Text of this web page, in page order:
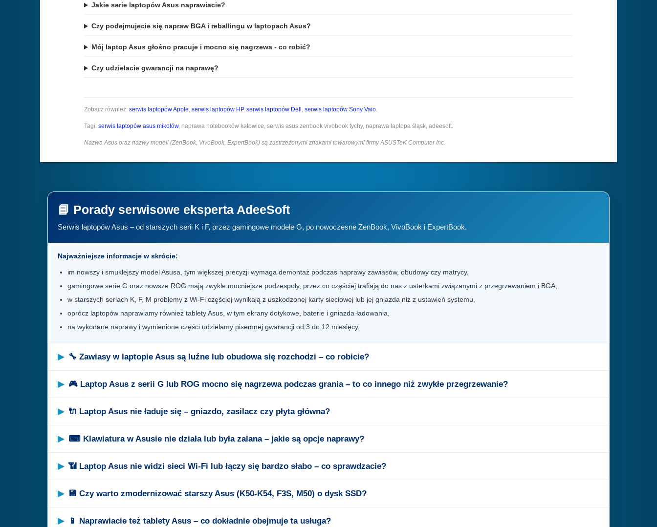
Jakie serie laptopów Asus naprawiacie?
Czy podejmujecie się napraw BGA i reballingu w laptopach Asus?
Mój laptop Asus głośno pracuje i mocno się nagrzewa - co robić?
Czy udzielacie gwarancji na naprawę?
Zobacz również: serwis laptopów Apple, serwis laptopów HP, serwis laptopów Dell , serwis laptopów Sony Vaio.
Tagi: serwis laptopów asus mikołów, naprawa notebooków katowice, serwis asus zenbook vivobook tychy, naprawa laptopa śląsk, adeesoft.
Nazwa Asus oraz nazwy modeli (ZenBook, VivoBook, ExpertBook) są zastrzeżonymi znakami towarowymi firmy ASUSTeK Computer Inc.
📘 Porady serwisowe eksperta AdeeSoft
Serwis laptopów Asus – od starszych serii K i F, przez gamingowe modele G, po nowoczesne ZenBook, VivoBook i ExpertBook.
Najważniejsze informacje w skrócie:
im nowszy i smuklejszy model Asusa, tym większej precyzji wymaga demontaż podczas naprawy zawiasów, obudowy czy matrycy,
gamingowe serie G oraz nowsze ROG mają zwykle mocniejsze podzespoły, przez co częściej trafiają do nas z usterkami związanymi z przegrzewaniem i BGA,
w starszych seriach K, F, M problemy z Wi-Fi częściej wynikają z uszkodzonej karty sieciowej lub jej gniazda niż z ustawień systemu,
oprócz laptopów naprawiamy również tablety Asus, w tym ekrany dotykowe, baterie i gniazda ładowania,
na wykonane naprawy i wymienione części udzielamy pisemnej gwarancji od 3 do 12 miesięcy.
🔧 Zawiasy w laptopie Asus są luźne lub obudowa się rozchodzi – co robicie?
🎮 Laptop Asus z serii G lub ROG mocno się nagrzewa podczas grania – to co innego niż zwykłe przegrzewanie?
🔌 Laptop Asus nie ładuje się – gniazdo, zasilacz czy płyta główna?
⌨ Klawiatura w Asusie nie działa lub była zalana – jakie są opcje naprawy?
📶 Laptop Asus nie widzi sieci Wi-Fi lub łączy się bardzo słabo – co sprawdzacie?
💾 Czy warto zmodernizować starszy Asus (K50-K54, F3S, M50) o dysk SSD?
📱 Naprawiacie też tablety Asus – co dokładnie obejmuje ta usługa?